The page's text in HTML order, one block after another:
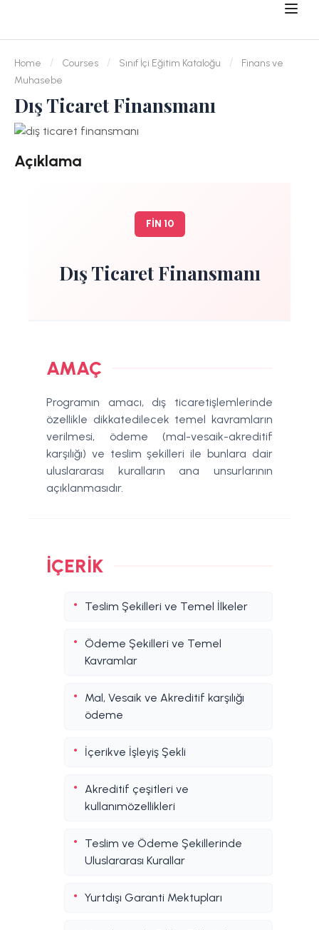
Home Courses Sınıf İçi Eğitim Kataloğu
Finans ve
Muhasebe
Dış Ticaret Finansmanı
Açıklama
FİN 10
Dış Ticaret Finansmanı
AMAÇ
Programın amacı, dış ticaretişlemlerinde
özellikle dikkatedilecek temel kavramların
verilmesi, ödeme (mal-vesaik-akreditif
karşılığı) ve teslim şekilleri ile bunlara dair
uluslararası kuralların ana unsurlarının
açıklanmasıdır.
İÇERIK
Teslim Şekilleri ve Temel İlkeler
Ödeme Şekilleri ve Temel
Kavramlar
Mal, Vesaik ve Akreditif karşılığı
ödeme
İçerikve İşleyiş Şekli
Akreditif çeşitleri ve
kullanımözellikleri
Teslim ve Ödeme Şekillerinde
Uluslararası Kurallar
Yurtdışı Garanti Mektupları